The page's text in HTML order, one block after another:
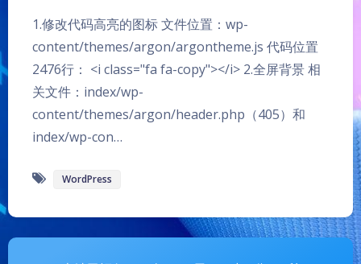
夜间模式
关闭 日落 暗化 灰度
1.修改代码高亮的图标 文件位置：wp-
content/themes/argon/argontheme.js 代码位置
2476行： <i class="fa fa-copy"></i> 2.全屏背景 相
关文件：index/wp-
content/themes/argon/header.php（405）和
index/wp-con…
WordPress